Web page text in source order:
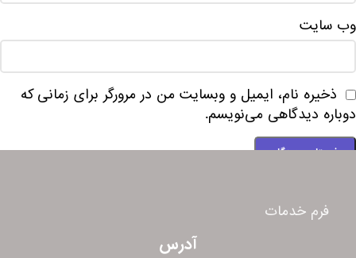
وب‌ سایت
ذخیره نام، ایمیل و وبسایت من در مرورگر برای زمانی که
دوباره دیدگاهی می‌نویسم.
فرم خدمات
آدرس